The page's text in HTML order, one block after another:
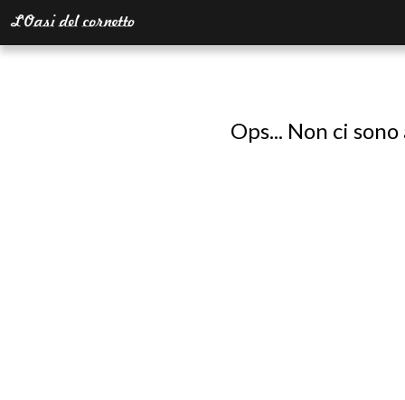
Ops... Non ci